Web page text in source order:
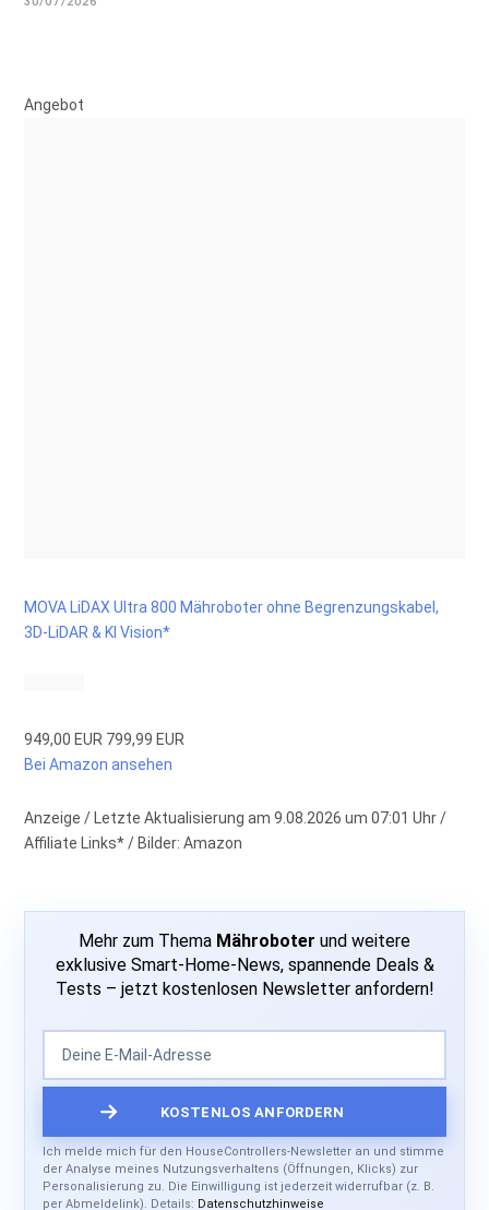
Angebot
MOVA LiDAX Ultra 800 Mähroboter ohne Begrenzungskabel,
3D-LiDAR & KI Vision*
949,00 EUR 799,99 EUR
Bei Amazon ansehen
Anzeige / Letzte Aktualisierung am 9.08.2026 um 07:01 Uhr /
Affiliate Links* / Bilder: Amazon
Mehr zum Thema Mähroboter und weitere
exklusive Smart-Home-News, spannende Deals &
Tests – jetzt kostenlosen Newsletter anfordern!
Ich melde mich für den HouseControllers-Newsletter an und stimme
der Analyse meines Nutzungsverhaltens (Öffnungen, Klicks) zur
Personalisierung zu. Die Einwilligung ist jederzeit widerrufbar (z. B.
per Abmeldelink). Details: Datenschutzhinweise